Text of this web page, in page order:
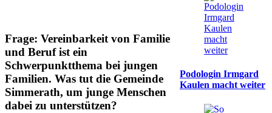
Frage: Vereinbarkeit von Familie
und Beruf ist ein
Schwerpunktthema bei jungen
Familien. Was tut die Gemeinde
Simmerath, um junge Menschen
dabei zu unterstützen?
Podologin Irmgard
Kaulen macht weiter